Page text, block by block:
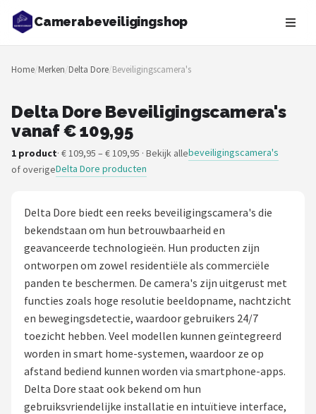
Camerabeveiligingshop
Zoeken
NAVIGATIE
Merken
Blog
Camera Deurbellen
NAS
Shop
POPULAIRE MERKEN
Eufy
Home-Locking
Home/Merken/Delta Dore/Beveiligingscamera's
Delta Dore Beveiligingscamera's
vanaf € 109,95
1 product· € 109,95 – € 109,95 · Bekijk allebeveiligingscamera's
of overigeDelta Dore producten
Delta Dore biedt een reeks beveiligingscamera's die
bekendstaan om hun betrouwbaarheid en
geavanceerde technologieën. Hun producten zijn
ontworpen om zowel residentiële als commerciële
panden te beschermen. De camera's zijn uitgerust met
functies zoals hoge resolutie beeldopname, nachtzicht
en bewegingsdetectie, waardoor gebruikers 24/7
toezicht hebben. Veel modellen kunnen geïntegreerd
worden in smart home-systemen, waardoor ze op
afstand bediend kunnen worden via smartphone-apps.
Delta Dore staat ook bekend om hun
gebruiksvriendelijke installatie en intuïtieve interface,